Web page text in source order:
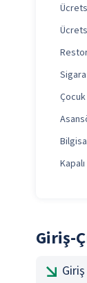
Giriş-